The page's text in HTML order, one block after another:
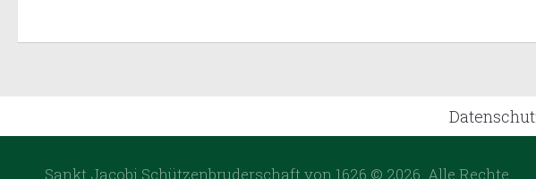
Sankt Jacobi Schützenbruderschaft von 1626 © 2026. Alle Rechte